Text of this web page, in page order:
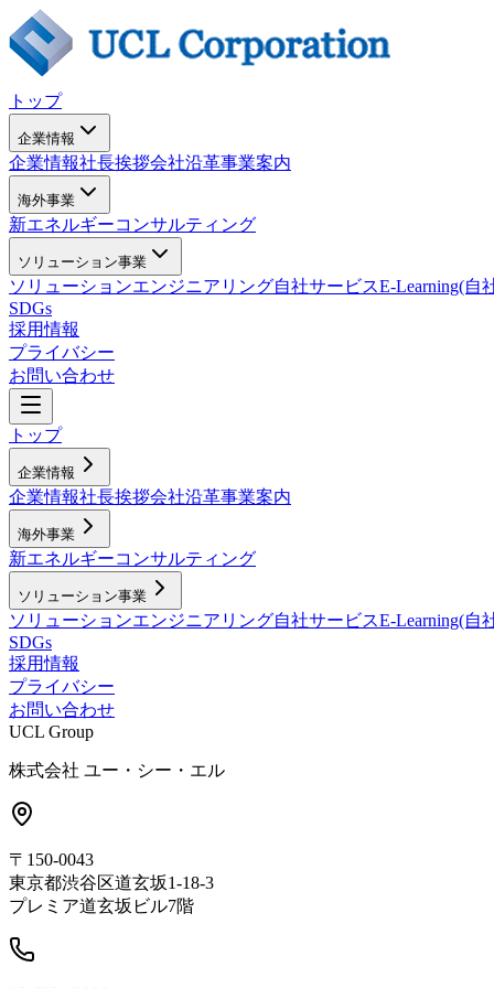
トップ
企業情報
企業情報社長挨拶会社沿革事業案内
海外事業
新エネルギーコンサルティング
ソリューション事業
ソリューションエンジニアリング自社サービスE-Learning(自
SDGs
採用情報
プライバシー
お問い合わせ
トップ
企業情報
企業情報社長挨拶会社沿革事業案内
海外事業
新エネルギーコンサルティング
ソリューション事業
ソリューションエンジニアリング自社サービスE-Learning(自
SDGs
採用情報
プライバシー
お問い合わせ
UCL Group
株式会社 ユー・シー・エル
〒150-0043
東京都渋谷区道玄坂1-18-3
プレミア道玄坂ビル7階